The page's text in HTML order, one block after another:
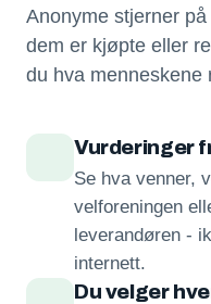
Anonyme stjerner
dem er kjøpte eller
du hva menneskene
Vurderinger
Se hva venner,
velforeningen
leverandøren -
internett.
Du velger